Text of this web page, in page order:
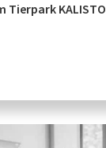
Tierpark KALISTO